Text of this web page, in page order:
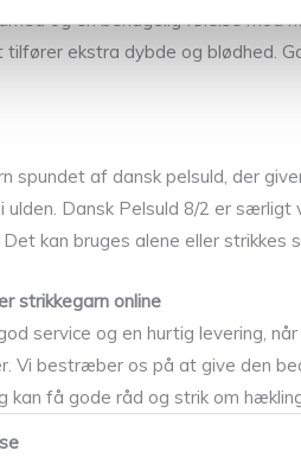
og en behagelig følelse mod
ekstra dybde og blødhed.
spundet af dansk pelsuld, der
Dansk Pelsuld 8/2 er
kan bruges alene eller
strikkegarn online
service og en hurtig levering,
Vi bestræber os på at give den
kan få gode råd og strik om